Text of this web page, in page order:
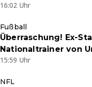
16:02 Uhr
Fußball
Überraschung! Ex-
Nationaltrainer von
15:59 Uhr
NFL